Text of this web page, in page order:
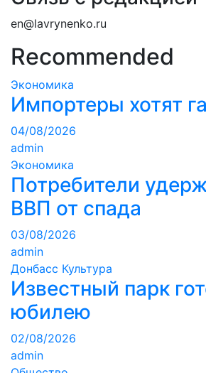
en@lavrynenko.ru
Recommended
Экономика
Импортеры хотят
04/08/2026
admin
Экономика
Потребители
ВВП от спада
03/08/2026
admin
Донбасс Культура
Известный парк
юбилею
02/08/2026
admin